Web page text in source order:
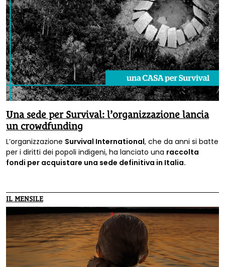
Una sede per Survival: l’organizzazione lancia
un crowdfunding
L’organizzazione Survival International, che da anni si batte
per i diritti dei popoli indigeni, ha lanciato una raccolta
fondi per acquistare una sede definitiva in Italia.
IL MENSILE